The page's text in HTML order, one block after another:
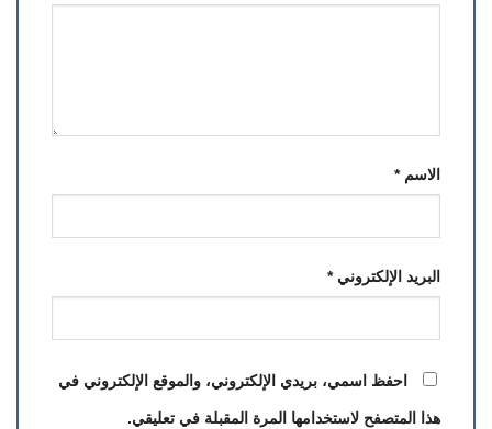
الاسم*
البريد الإلكتروني*
احفظ اسمي، بريدي الإلكتروني، والموقع الإلكتروني في
هذا المتصفح لاستخدامها المرة المقبلة في تعليقي.